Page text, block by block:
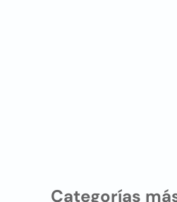
Categorías